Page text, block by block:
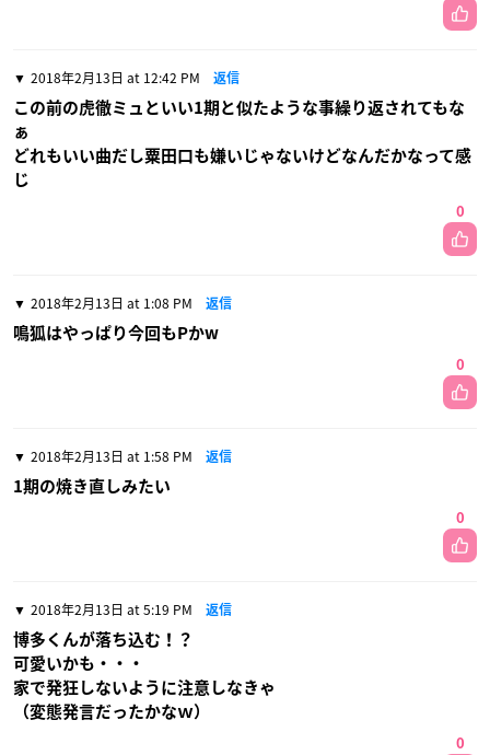
2018年2月13日 at 12:42 PM 返信
この前の虎徹ミュといい1期と似たような事繰り返されてもな
ぁ
どれもいい曲だし粟田口も嫌いじゃないけどなんだかなって感
じ
0
2018年2月13日 at 1:08 PM 返信
鳴狐はやっぱり今回もPかw
0
2018年2月13日 at 1:58 PM 返信
1期の焼き直しみたい
0
2018年2月13日 at 5:19 PM 返信
博多くんが落ち込む！？
可愛いかも・・・
家で発狂しないように注意しなきゃ
（変態発言だったかなｗ）
0